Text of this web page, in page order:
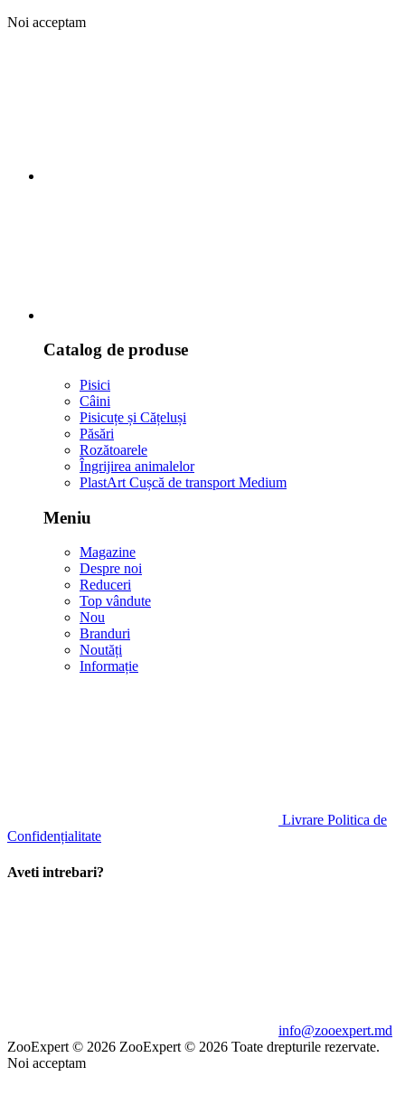
Noi acceptam
Catalog de produse
Pisici
Câini
Pisicuțe și Cățeluși
Păsări
Rozătoarele
Îngrijirea animalelor
PlastArt Cușcă de transport Medium
Meniu
Magazine
Despre noi
Reduceri
Top vândute
Nou
Branduri
Noutăți
Informație
Livrare Politica de
Confidențialitate
Aveti intrebari?
info@zooexpert.md
ZooExpert © 2026 ZooExpert © 2026 Toate drepturile rezervate.
Noi acceptam